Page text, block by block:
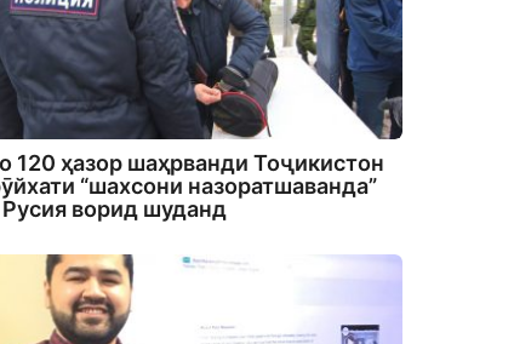
120 ҳазор шаҳрванди Тоҷикистон
“шахсони назоратшаванда”
ворид шуданд